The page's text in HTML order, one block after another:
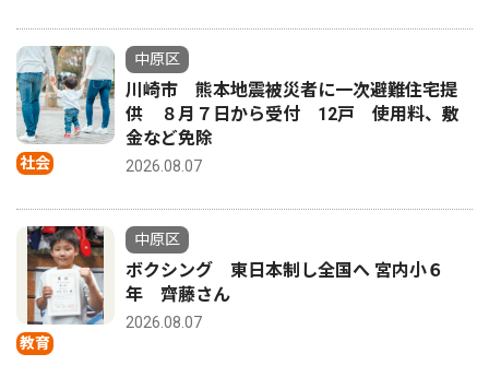
社会
中原区
川崎市 熊本地震被災者に一次避難住宅提
供 ８月７日から受付 12戸 使用料、敷
金など免除
2026.08.07
教育
中原区
ボクシング 東日本制し全国へ 宮内小６
年 齊藤さん
2026.08.07